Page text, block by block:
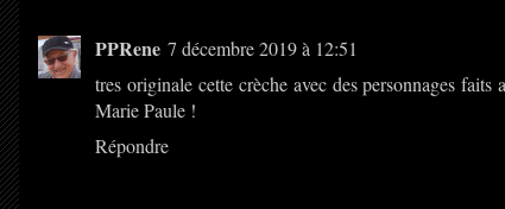
PPRene 7 décembre 2019 à 12:51
tres originale cette crèche avec des personnages
Marie Paule !
Répondre